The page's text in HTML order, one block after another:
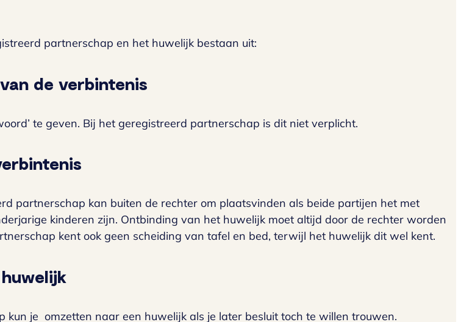
partnerschap en het huwelijk bestaan uit:
de verbintenis
te geven. Bij het geregistreerd partnerschap is dit niet verplicht.
partnerschap kan buiten de rechter om plaatsvinden als beide partijen het met
kinderen zijn. Ontbinding van het huwelijk moet altijd door de rechter worden
kent ook geen scheiding van tafel en bed, terwijl het huwelijk dit wel kent.
kun je omzetten naar een huwelijk als je later besluit toch te willen trouwen.